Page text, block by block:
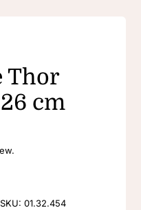
Thor
cm
SKU:01.32.454